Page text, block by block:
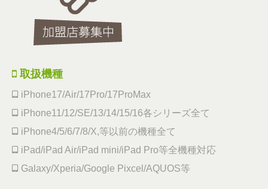
取扱機種
iPhone17/Air/17Pro/17ProMax
iPhone11/12/SE/13/14/15/16各シリーズ全て
iPhone4/5/6/7/8/X,等以前の機種全て
iPad/iPad Air/iPad mini/iPad Pro等全機種対応
Galaxy/Xperia/Google Pixcel/AQUOS等